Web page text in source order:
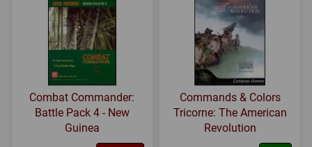
Combat Commander:
Battle Pack 4 - New
Guinea
Commands & Colors
Tricorne: The American
Revolution